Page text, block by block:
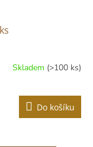
Skladem (>100 ks)
Do košíku